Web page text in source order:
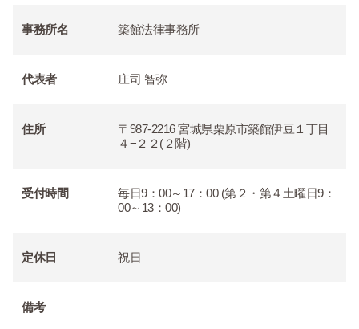
事務所名 築館法律事務所
代表者 庄司 智弥
住所
〒987-2216 宮城県栗原市築館伊豆１丁目
４−２２(２階)
受付時間
毎日9：00～17：00 (第２・第４土曜日9：
00～13：00)
定休日 祝日
備考